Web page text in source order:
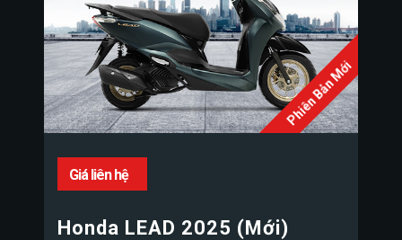
Phiên Bản Mới
Giá liên hệ
Honda LEAD 2025 (Mới)